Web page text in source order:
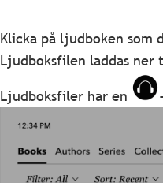
Klicka på ljudboken som
Ljudboksfilen laddas ner
Ljudboksfiler har en